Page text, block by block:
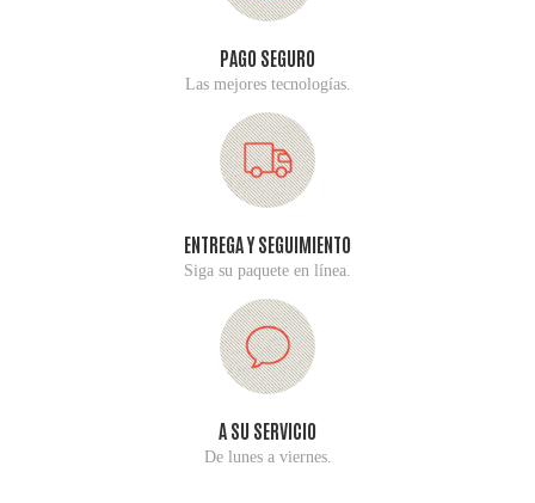
PAGO SEGURO
Las mejores tecnologías.
ENTREGA Y SEGUIMIENTO
Siga su paquete en línea.
A SU SERVICIO
De lunes a viernes.